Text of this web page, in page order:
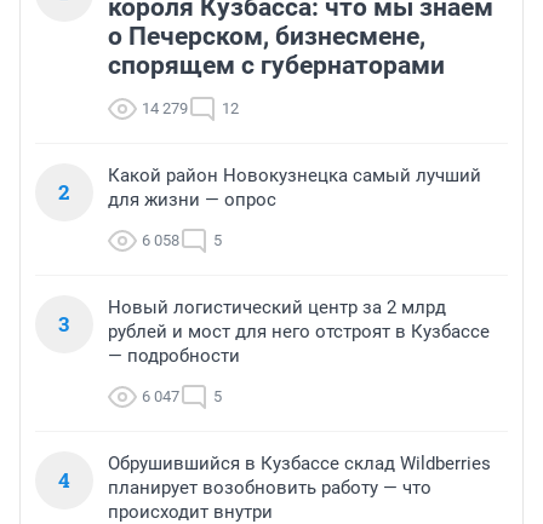
короля Кузбасса: что мы знаем
о Печерском, бизнесмене,
спорящем с губернаторами
14 279 12
2
Какой район Новокузнецка самый лучший
для жизни — опрос
6 058 5
3
Новый логистический центр за 2 млрд
рублей и мост для него отстроят в Кузбассе
— подробности
6 047 5
4
Обрушившийся в Кузбассе склад Wildberries
планирует возобновить работу — что
происходит внутри